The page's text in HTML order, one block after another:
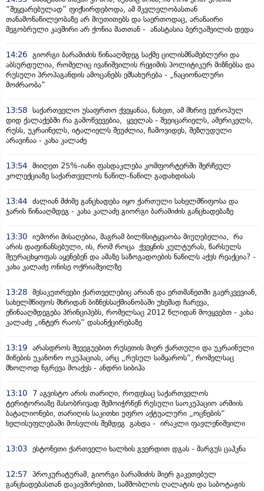
“შეყვარებულად” ფიქსირდებოდა, ამ მკვლელობასთან
თანამონაწილეობაზე არ მიუთითებს და საერთოდაც, არანაირი
მეგობრული კავშირი არ ქონია მათთან - ანასტასია ბერუაშვილის დედა
14:26 გიორგი ბარამიძის წინააღმდეგ საქმე ცილისმწამებლური და
აბსურდულია, რომელიც ივანიშვილის რეჟიმის პოლიტიკურ მიზნებსა და
რუსული პროპაგანდის ამოცანებს ემსახურება - „ნაციონალური
მოძრაობა”
13:58 საქართველო უსაფრთო ქვეყანაა, ნახეთ, ამ მხრივ ევროპულ
დიდ ქალაქებში რა გამოწვევებია, ყველას - შვეიცარიელს, ამერიკელს,
რუსს, უკრაინელს, იტალიელს შეუძლია, ჩამოვიდეს, შეზღუდული
არავინაა - კახა კალაძე
13:54 მიიღეთ 25%-იანი ფასდაკლება კომფორტერში შერჩეულ
კოლექციაზე საქართველოს ნაწილ-ნაწილ გადახდისას
13:44 ძალიან მძიმე განცხადება იყო ქართული სახელმწიფოსა და
ჯარის წინააღმდეგ - კახა კალაძე გიორგი ბარამიძის განცხადებაზე
13:30 იუმორი მისაღებია, მაგრამ ბილწსიტყვაობა მიუღებელია, რა
არის დაფინანსებული, ის, რომ როცა ქვეყნის კულტურას, წარსულს
შეურაცხყოფას აყენებენ და ამაზე საზოგადოების ნაწილს აქვს რეაქცია? -
კახა კალაძე ონისე ოქრიაშვილზე
13:28 მესაკუთრეები ქართველებიც არიან და ერთმანეთში გაერკვევიან,
სახელმწიფოს მხრიდან ბიზნესსაქმიანობაში უხეშად ჩარევა,
ეწინააღმდეგება პრინციპებს, რომელსაც 2012 წლიდან მოვყვებთ - კახა
კალაძე „ინტერ რაოს“ დასანქცირებაზე
13:19 არასდროს შევეგუებით რუსეთის მიერ ქართული და უკრაინული
მიწების უკანონო ოკუპაციას, არც „რუსულ სამყაროს“, რომელსაც
მხოლოდ ნგრევა მოაქვს - ანდრი სიბიჰა
13:10
7 აგვისტო არის თარიღი, როდესაც საქართველოს
ტერიტორიაზე მასობრივად შემოიჭრნენ რუსული საოკუპაციო არმიის
ბატალიონები, თარიღის საკითხი უფრო აქტუალური „ოცნების“
ხელისუფლებაში მოსვლის შემდეგ გახდა - ირაკლი ფავლენიშვილი
13:03 ესტონეთი ქართველი ხალხის გვერდით დგას - მარგუს ცაჰკნა
12:57 პროკურატურამ, გიორგი ბარამიძის მიერ გაკეთებულ
განცხადებასთან დაკავშირებით, სამშობლოს ღალატის და საბოტაჟის